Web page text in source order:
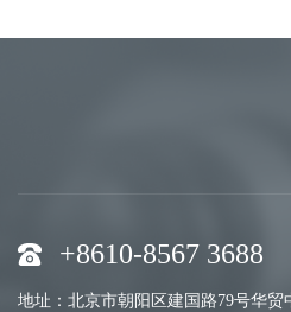
+8610-8567 3688
地址：北京市朝阳区建国路79号华贸